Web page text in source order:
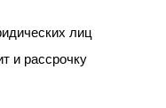
лиц
и рассрочку